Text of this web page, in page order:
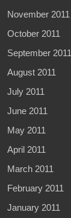
November 2011
October 2011
September 2011
August 2011
July 2011
June 2011
May 2011
April 2011
March 2011
February 2011
January 2011